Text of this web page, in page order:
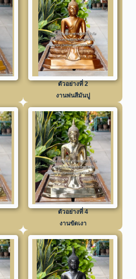
ตัวอย่างที่ 2
งานพ่นสีมันปู
ตัวอย่างที่ 4
งานขัดเงา